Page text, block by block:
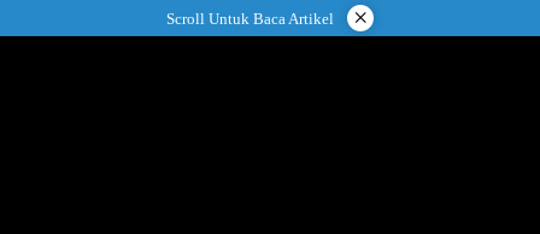
ke
Scroll Untuk Baca Artikel ×